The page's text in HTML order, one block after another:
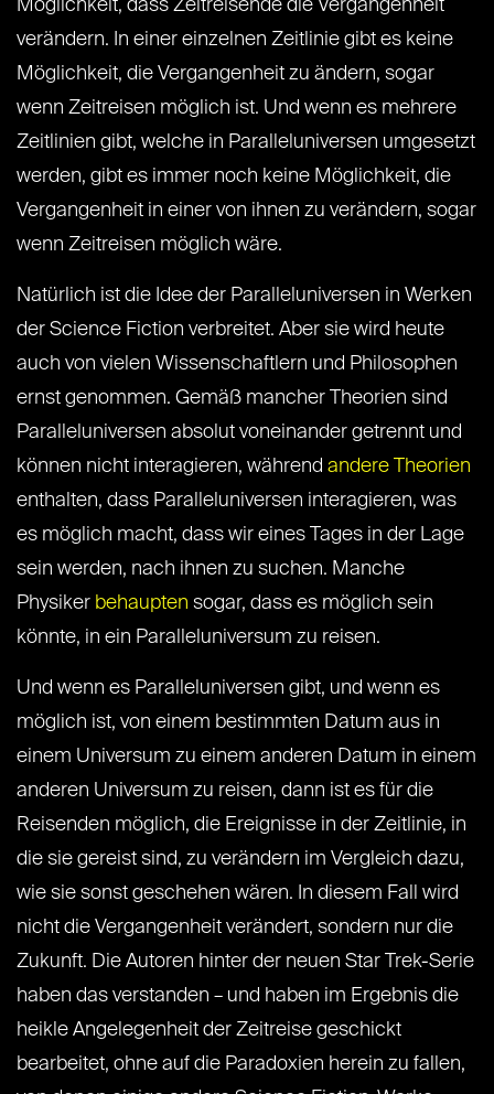
Möglichkeit, dass Zeitreisende die Vergangenheit
verändern. In einer einzelnen Zeitlinie gibt es keine
Möglichkeit, die Vergangenheit zu ändern, sogar
wenn Zeitreisen möglich ist. Und wenn es mehrere
Zeitlinien gibt, welche in Paralleluniversen umgesetzt
werden, gibt es immer noch keine Möglichkeit, die
Vergangenheit in einer von ihnen zu verändern, sogar
wenn Zeitreisen möglich wäre.
Natürlich ist die Idee der Paralleluniversen in Werken
der Science Fiction verbreitet. Aber sie wird heute
auch von vielen Wissenschaftlern und Philosophen
ernst genommen. Gemäß mancher Theorien sind
Paralleluniversen absolut voneinander getrennt und
können nicht interagieren, während andere Theorien
enthalten, dass Paralleluniversen interagieren, was
es möglich macht, dass wir eines Tages in der Lage
sein werden, nach ihnen zu suchen. Manche
Physiker behaupten sogar, dass es möglich sein
könnte, in ein Paralleluniversum zu reisen.
Und wenn es Paralleluniversen gibt, und wenn es
möglich ist, von einem bestimmten Datum aus in
einem Universum zu einem anderen Datum in einem
anderen Universum zu reisen, dann ist es für die
Reisenden möglich, die Ereignisse in der Zeitlinie, in
die sie gereist sind, zu verändern im Vergleich dazu,
wie sie sonst geschehen wären. In diesem Fall wird
nicht die Vergangenheit verändert, sondern nur die
Zukunft. Die Autoren hinter der neuen Star Trek-Serie
haben das verstanden – und haben im Ergebnis die
heikle Angelegenheit der Zeitreise geschickt
bearbeitet, ohne auf die Paradoxien herein zu fallen,